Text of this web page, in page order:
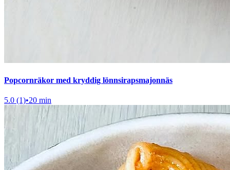
Popcornräkor med kryddig lönnsirapsmajonnäs
5.0 (1)•20 min